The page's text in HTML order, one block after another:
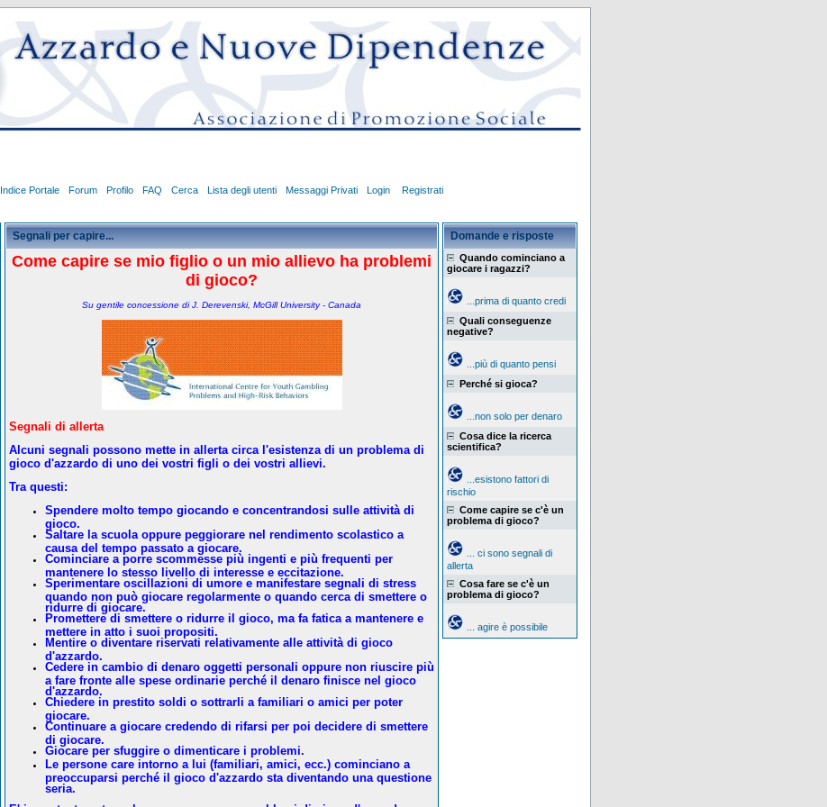
Indice Portale Forum Profilo FAQ Cerca Lista degli utenti Messaggi Privati Login Registrati
Segnali per capire...
Come capire se mio figlio o un mio allievo ha problemi
di gioco?
Su gentile concessione di J. Derevenski, McGill University - Canada
Segnali di allerta
Alcuni segnali possono mette in allerta circa l'esistenza di un problema di
gioco d'azzardo di uno dei vostri figli o dei vostri allievi.
Tra questi:
Spendere molto tempo giocando e concentrandosi sulle attività di
gioco.
Saltare la scuola oppure peggiorare nel rendimento scolastico a
causa del tempo passato a giocare.
Cominciare a porre scommesse più ingenti e più frequenti per
mantenere lo stesso livello di interesse e eccitazione.
Sperimentare oscillazioni di umore e manifestare segnali di stress
quando non può giocare regolarmente o quando cerca di smettere o
ridurre di giocare.
Promettere di smettere o ridurre il gioco, ma fa fatica a mantenere e
mettere in atto i suoi propositi.
Mentire o diventare riservati relativamente alle attività di gioco
d'azzardo.
Cedere in cambio di denaro oggetti personali oppure non riuscire più
a fare fronte alle spese ordinarie perché il denaro finisce nel gioco
d'azzardo.
Chiedere in prestito soldi o sottrarli a familiari o amici per poter
giocare.
Continuare a giocare credendo di rifarsi per poi decidere di smettere
di giocare.
Giocare per sfuggire o dimenticare i problemi.
Le persone care intorno a lui (familiari, amici, ecc.) cominciano a
preoccuparsi perché il gioco d'azzardo sta diventando una questione
seria.
Domande e risposte
Quando cominciano a
giocare i ragazzi?
...prima di quanto credi
Quali conseguenze
negative?
...più di quanto pensi
Perché si gioca?
...non solo per denaro
Cosa dice la ricerca
scientifica?
...esistono fattori di
rischio
Come capire se c'è un
problema di gioco?
... ci sono segnali di
allerta
Cosa fare se c'è un
problema di gioco?
... agire è possibile